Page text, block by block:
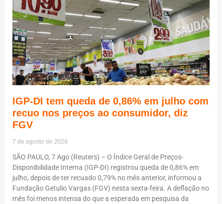
IGP-DI tem queda de 0,86% em julho com
recuo nos preços ao consumidor, diz
FGV
7 de agosto de 2026
SÃO PAULO, 7 Ago (Reuters) – O Índice Geral de Preços-
Disponibilidade Interna (IGP-DI) registrou queda de 0,86% em
julho, depois de ter recuado 0,79% no mês anterior, informou a
Fundação Getulio Vargas (FGV) nesta sexta-feira. A deflação no
mês foi menos intensa do que a esperada em pesquisa da